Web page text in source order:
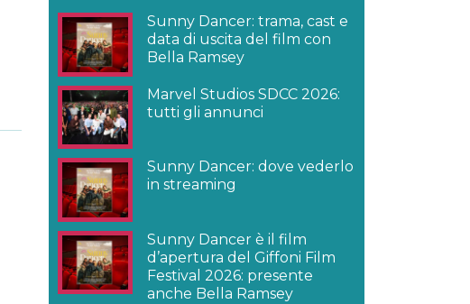
Sunny Dancer: trama, cast e
data di uscita del film con
Bella Ramsey
Marvel Studios SDCC 2026:
tutti gli annunci
Sunny Dancer: dove vederlo
in streaming
Sunny Dancer è il film
d’apertura del Giffoni Film
Festival 2026: presente
anche Bella Ramsey